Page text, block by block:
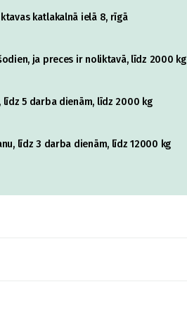
katlakalnā ielā 8, rīgā
ja preces ir noliktavā, līdz 2000 kg
5 darba dienām, līdz 2000 kg
līdz 3 darba dienām, līdz 12000 kg